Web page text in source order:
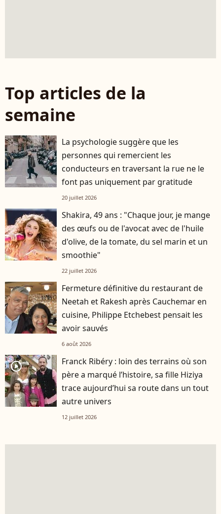
Top articles de la
semaine
La psychologie suggère que les
personnes qui remercient les
conducteurs en traversant la rue ne le
font pas uniquement par gratitude
20 juillet 2026
Shakira, 49 ans : "Chaque jour, je mange
des œufs ou de l'avocat avec de l'huile
d'olive, de la tomate, du sel marin et un
smoothie"
22 juillet 2026
Fermeture définitive du restaurant de
Neetah et Rakesh après Cauchemar en
cuisine, Philippe Etchebest pensait les
avoir sauvés
6 août 2026
player2
Franck Ribéry : loin des terrains où son
père a marqué l’histoire, sa fille Hiziya
trace aujourd’hui sa route dans un tout
autre univers
12 juillet 2026